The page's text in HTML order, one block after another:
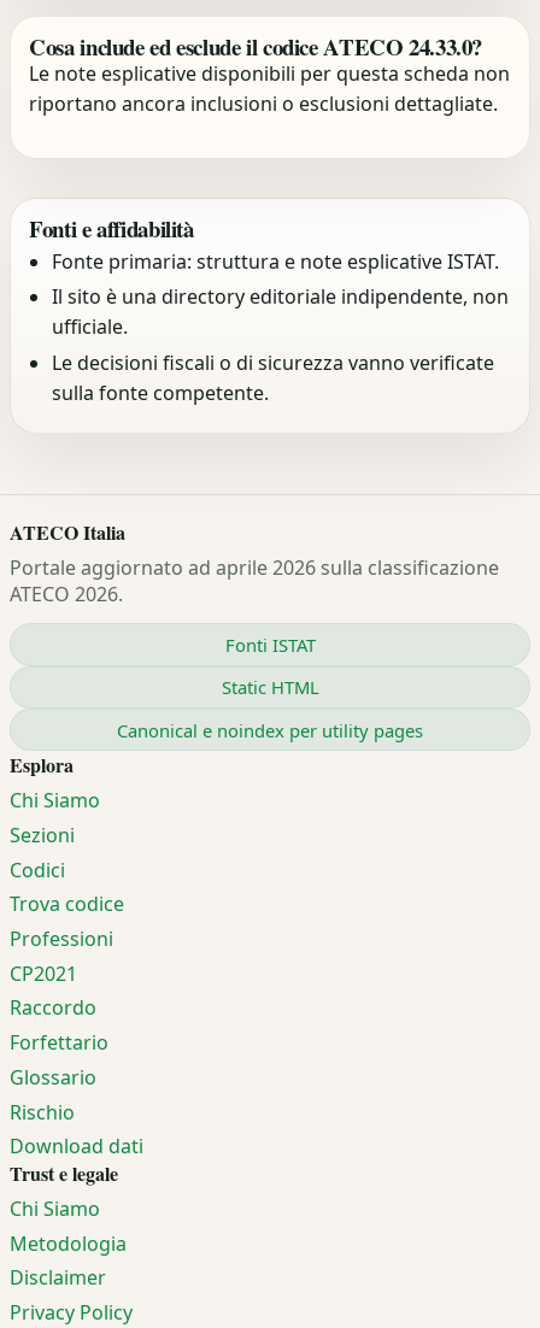
Cosa include ed esclude il codice ATECO 24.33.0?
Le note esplicative disponibili per questa scheda non
riportano ancora inclusioni o esclusioni dettagliate.
Fonti e affidabilità
Fonte primaria: struttura e note esplicative ISTAT.
Il sito è una directory editoriale indipendente, non
ufficiale.
Le decisioni fiscali o di sicurezza vanno verificate
sulla fonte competente.
ATECO Italia
Portale aggiornato ad aprile 2026 sulla classificazione
ATECO 2026.
Fonti ISTAT
Static HTML
Canonical e noindex per utility pages
Esplora
Chi Siamo
Sezioni
Codici
Trova codice
Professioni
CP2021
Raccordo
Forfettario
Glossario
Rischio
Download dati
Trust e legale
Chi Siamo
Metodologia
Disclaimer
Privacy Policy